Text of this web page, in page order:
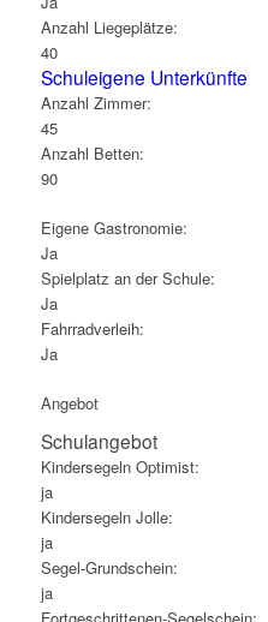
Anzahl Liegeplätze:
40
Schuleigene Unterkünfte
Anzahl Zimmer:
45
Anzahl Betten:
90
Eigene Gastronomie:
Ja
Spielplatz an der Schule:
Ja
Fahrradverleih:
Ja
Angebot
Schulangebot
Kindersegeln Optimist:
ja
Kindersegeln Jolle:
ja
Segel-Grundschein:
ja